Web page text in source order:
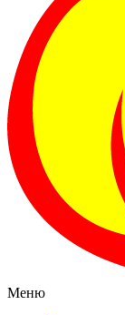
Меню